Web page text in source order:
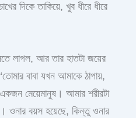
দিকে তাকিয়ে, খুব ধীরে ধীরে
লাগল, আর তার হাতটা জয়ের
বাবা যখন আমাকে ঠাপায়,
মেয়েমানুষ। আমার শরীরটা
ওনার বয়স হয়েছে, কিন্তু ওনার